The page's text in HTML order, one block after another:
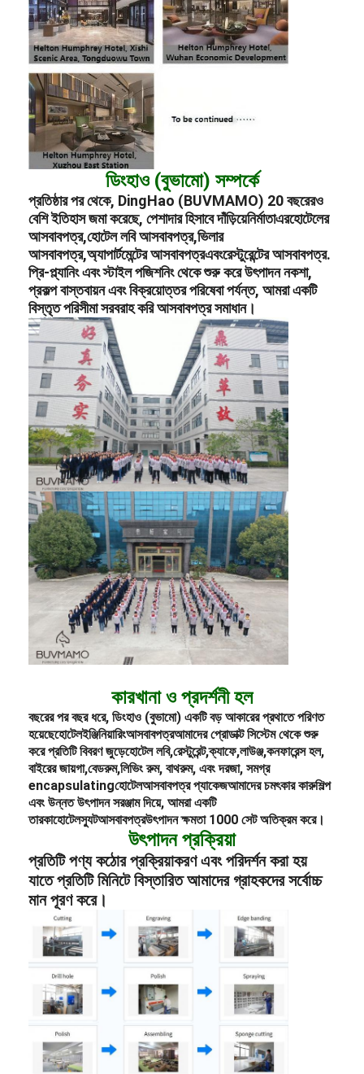
ডিংহাও (বুভামো) সম্পর্কে
প্রতিষ্ঠার পর থেকে, DingHao (BUVMAMO) 20 বছরেরও
বেশি ইতিহাস জমা করেছে, পেশাদার হিসাবে দাঁড়িয়েনির্মাতাএরহোটেলের
আসবাবপত্র,হোটেল লবি আসবাবপত্র,ভিলার
আসবাবপত্র,অ্যাপার্টমেন্টের আসবাবপত্রএবংরেস্টুরেন্টের আসবাবপত্র.
প্রি-প্ল্যানিং এবং স্টাইল পজিশনিং থেকে শুরু করে উৎপাদন নকশা,
প্রকল্প বাস্তবায়ন এবং বিক্রয়োত্তর পরিষেবা পর্যন্ত, আমরা একটি
বিস্তৃত পরিসীমা সরবরাহ করি আসবাবপত্র সমাধান।
কারখানা ও প্রদর্শনী হল
বছরের পর বছর ধরে, ডিংহাও (বুভামো) একটি বড় আকারের প্রথাতে পরিণত
হয়েছেহোটেলইঞ্জিনিয়ারিংআসবাবপত্রআমাদের প্রোডাক্ট সিস্টেম থেকে শুরু
করে প্রতিটি বিবরণ জুড়েহোটেল লবি,রেস্টুরেন্ট,ক্যাফে,লাউঞ্জ,কনফারেন্স হল,
বাইরের জায়গা,বেডরুম,লিভিং রুম, বাথরুম, এবং দরজা, সমগ্র
encapsulatingহোটেলআসবাবপত্র প্যাকেজআমাদের চমৎকার কারুশিল্প
এবং উন্নত উৎপাদন সরঞ্জাম দিয়ে, আমরা একটি
তারকাহোটেলস্যুটআসবাবপত্রউৎপাদন ক্ষমতা 1000 সেট অতিক্রম করে।
উৎপাদন প্রক্রিয়া
প্রতিটি পণ্য কঠোর প্রক্রিয়াকরণ এবং পরিদর্শন করা হয়
যাতে প্রতিটি মিনিটে বিস্তারিত আমাদের গ্রাহকদের সর্বোচ্চ
মান পূরণ করে।